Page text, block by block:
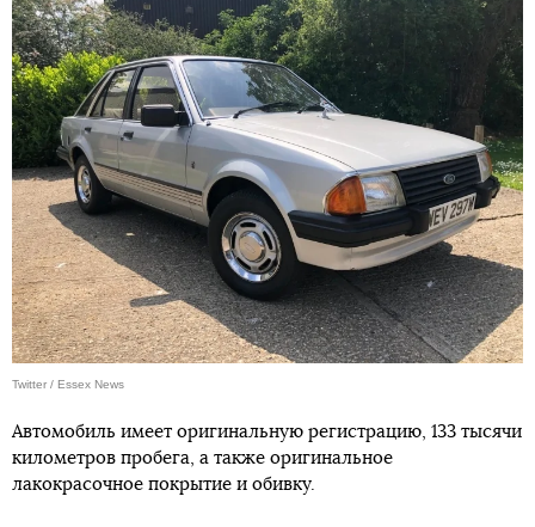
Twitter / Essex News
Автомобиль имеет оригинальную регистрацию, 133 тысячи
километров пробега, а также оригинальное
лакокрасочное покрытие и обивку.